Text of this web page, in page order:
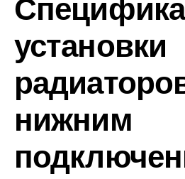
Специфика
установки
нижним